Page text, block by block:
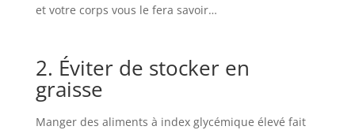
et votre corps vous le fera savoir…
2. Éviter de stocker en
graisse
Manger des aliments à index glycémique élevé fait